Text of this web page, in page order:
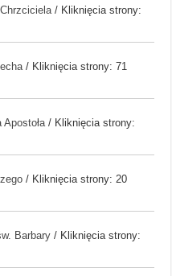
/ Kliknięcia strony:
/ Kliknięcia strony: 71
Apostoła / Kliknięcia strony:
/ Kliknięcia strony: 20
Barbary / Kliknięcia strony: